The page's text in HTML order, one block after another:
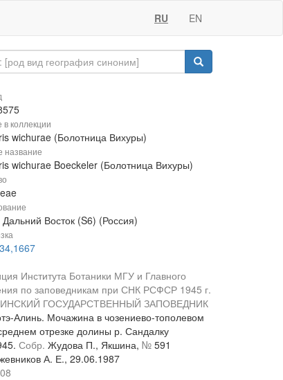
RU EN
в коллекции
wichurae (Болотница Вихуры)
название
wichurae Boeckeler (Болотница Вихуры)
Восток (S6) (Россия)
Института Ботаники МГУ и Главного
по заповедникам при СНК РСФСР 1945 г.
ГОСУДАРСТВЕННЫЙ ЗАПОВЕДНИК
Алинь. Мочажина в чозениево-тополевом
отрезке долины р. Сандалку
Собр. Жудова П., Якшина, № 591
А. Е., 29.06.1987